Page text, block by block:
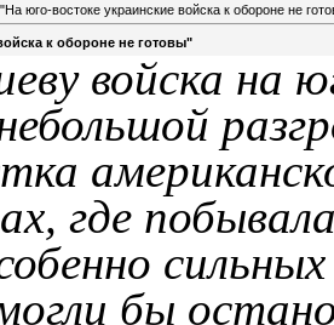
юго-востоке украинские войска к обороне не
к обороне не готовы"
войска на
где
бы